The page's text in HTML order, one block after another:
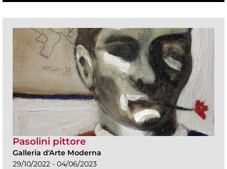
Pasolini pittore
Galleria d'Arte Moderna
29/10/2022 - 04/06/2023